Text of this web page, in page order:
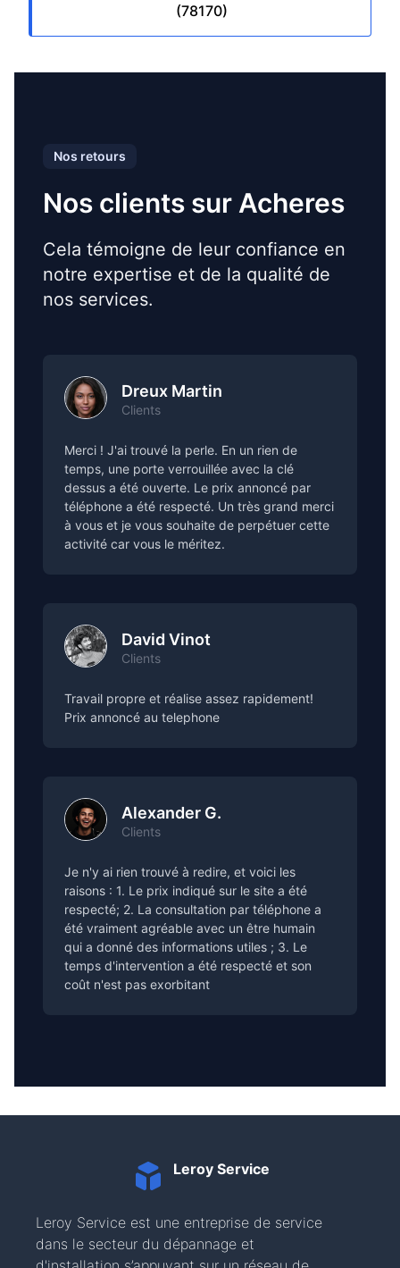
(78170)
Nos retours
Nos clients sur Acheres
Cela témoigne de leur confiance en
notre expertise et de la qualité de
nos services.
Dreux Martin
Clients
Merci ! J'ai trouvé la perle. En un rien de
temps, une porte verrouillée avec la clé
dessus a été ouverte. Le prix annoncé par
téléphone a été respecté. Un très grand merci
à vous et je vous souhaite de perpétuer cette
activité car vous le méritez.
David Vinot
Clients
Travail propre et réalise assez rapidement!
Prix annoncé au telephone
Alexander G.
Clients
Je n'y ai rien trouvé à redire, et voici les
raisons : 1. Le prix indiqué sur le site a été
respecté; 2. La consultation par téléphone a
été vraiment agréable avec un être humain
qui a donné des informations utiles ; 3. Le
temps d'intervention a été respecté et son
coût n'est pas exorbitant
Leroy Service
Leroy Service est une entreprise de service
dans le secteur du dépannage et